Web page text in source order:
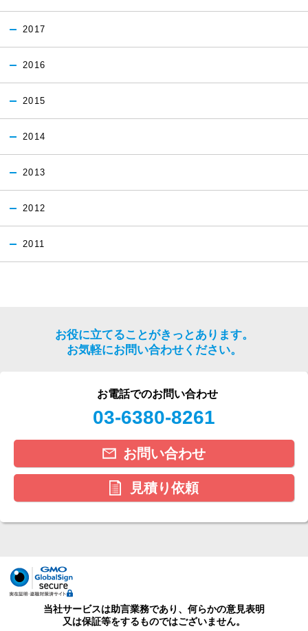
2017
2016
2015
2014
2013
2012
2011
お役に立てることがきっとあります。
お気軽にお問い合わせください。
お電話でのお問い合わせ
03-6380-8261
お問い合わせ
見積り依頼
当社サービスは助言業務であり、何らかの意見表明
又は保証等をするものではございません。